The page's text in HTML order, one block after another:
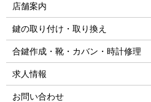
店舗案内
鍵の取り付け・取り換え
合鍵作成・靴・カバン・時計修理
求人情報
お問い合わせ